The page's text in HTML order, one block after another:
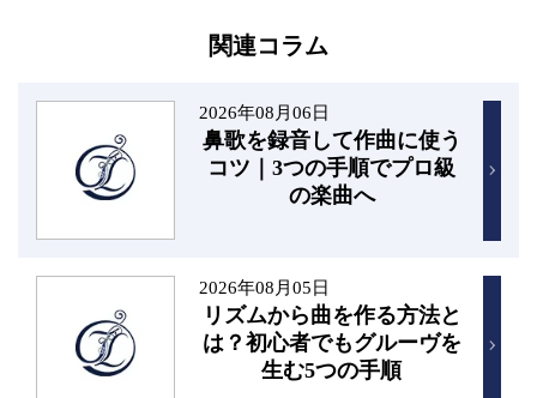
関連コラム
2026年08月06日
鼻歌を録音して作曲に使う
コツ｜3つの手順でプロ級
の楽曲へ
2026年08月05日
リズムから曲を作る方法と
は？初心者でもグルーヴを
生む5つの手順